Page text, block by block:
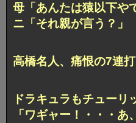
母「あんたは猿以下や
ニ「それ親が言う？
高橋名人、痛恨の7連
ドラキュラもチューリ
「ワギャー！・・・